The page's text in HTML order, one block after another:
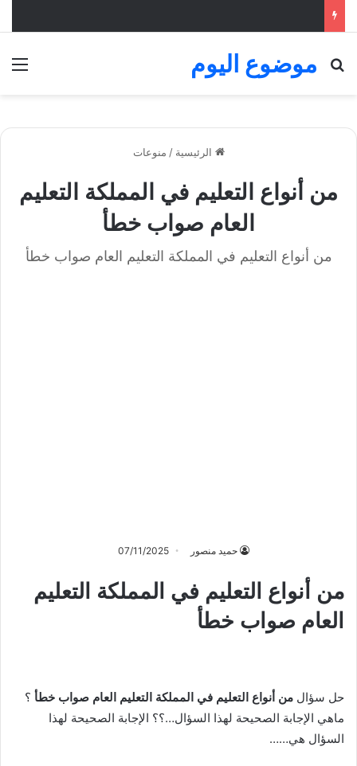
موضوع اليوم
بحث عن
الرئيسية / منوعات
من أنواع التعليم في المملكة التعليم
العام صواب خطأ
من أنواع التعليم في المملكة التعليم العام صواب خطأ
حميد منصور 07/11/2025
من أنواع التعليم في المملكة التعليم
العام صواب خطأ
حل سؤال من أنواع التعليم في المملكة التعليم العام صواب خطأ ؟
ماهي الإجابة الصحيحة لهذا السؤال…؟؟ الإجابة الصحيحة لهذا
السؤال هي……